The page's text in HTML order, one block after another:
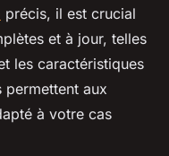
précis, il est crucial
et à jour, telles
les caractéristiques
permettent aux
à votre cas